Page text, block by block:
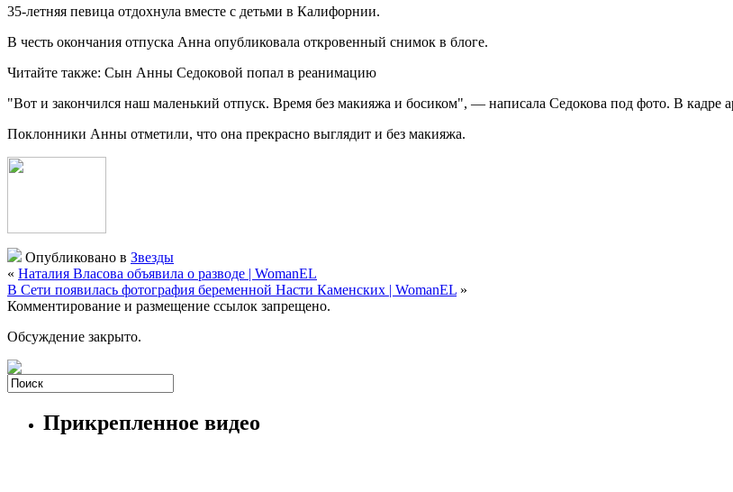
35-лeтняя певица отдохнула вместе с детьми в Калифорнии.
В честь окончания отпуска Анна опубликовала откровенный снимок в блоге.
Читайте также: Сын Анны Седоковой попал в реанимацию
"Вот и закончился наш маленький отпуск. Время без макияжа и босиком", — написала Седокова под фото. В кадре
Поклонники Анны отметили, что она прекрасно выглядит и без макияжа.
Опубликовано в Звезды
« Наталия Власова объявила о разводе | WomanEL
В Сети появилась фотография беременной Насти Каменских | WomanEL »
Комментирование и размещение ссылок запрещено.
Обсуждение закрыто.
Прикрепленное видео